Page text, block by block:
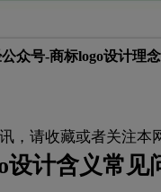
众号-商标logo设计理念
，请收藏或者关注本
计含义常见